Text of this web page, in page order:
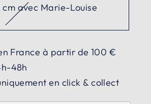
cm avec Marie-Louise
France à partir de 100 €
48h
en click & collect